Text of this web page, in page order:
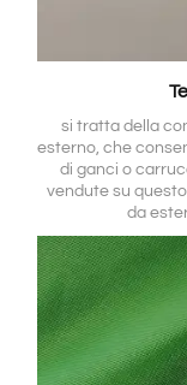
si tratta della
esterno, che
di ganci o
vendute su
da